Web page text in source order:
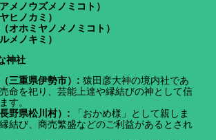
メノウズメノミコト）
ヒノカミ）
オホミヤノメノミコト）
メノキミ）
神社
三重県伊勢市）: 猿田彦大神の境内社であ
命を祀り、芸能上達や縁結びの神として信
す。
野県松川村）: 「おかめ様」として親しま
結び、商売繁盛などのご利益があるとされ